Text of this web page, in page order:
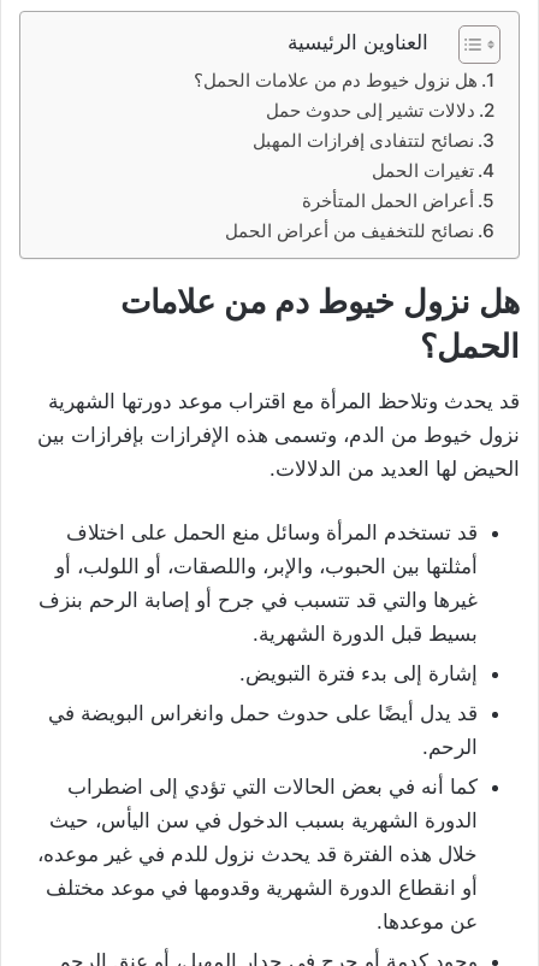
العناوين الرئيسية
هل نزول خيوط دم من علامات الحمل؟
دلالات تشير إلى حدوث حمل
نصائح لتتفادى إفرازات المهبل
تغيرات الحمل
أعراض الحمل المتأخرة
نصائح للتخفيف من أعراض الحمل
هل نزول خيوط دم من علامات
الحمل؟
قد يحدث وتلاحظ المرأة مع اقتراب موعد دورتها الشهرية
نزول خيوط من الدم، وتسمى هذه الإفرازات بإفرازات بين
الحيض لها العديد من الدلالات.
قد تستخدم المرأة وسائل منع الحمل على اختلاف
أمثلتها بين الحبوب، والإبر، واللصقات، أو اللولب، أو
غيرها والتي قد تتسبب في جرح أو إصابة الرحم بنزف
بسيط قبل الدورة الشهرية.
إشارة إلى بدء فترة التبويض.
قد يدل أيضًا على حدوث حمل وانغراس البويضة في
الرحم.
كما أنه في بعض الحالات التي تؤدي إلى اضطراب
الدورة الشهرية بسبب الدخول في سن اليأس، حيث
خلال هذه الفترة قد يحدث نزول للدم في غير موعده،
أو انقطاع الدورة الشهرية وقدومها في موعد مختلف
عن موعدها.